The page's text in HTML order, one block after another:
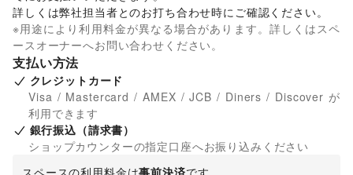
詳しくは弊社担当者とのお打ち合わせ時にご確認ください。
※用途により利用料金が異なる場合があります。詳しくはスペ
ースオーナーへお問い合わせください。
支払い方法
クレジットカード
Visa / Mastercard / AMEX / JCB / Diners / Discover が
利用できます
銀行振込（請求書）
ショップカウンターの指定口座へお振り込みください